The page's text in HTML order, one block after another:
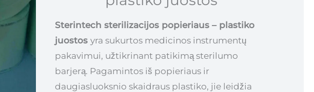
Sterintech sterilizacijos popieriaus – plastiko
juostos yra sukurtos medicinos instrumentų
pakavimui, užtikrinant patikimą sterilumo
barjerą. Pagamintos iš popieriaus ir
daugiasluoksnio skaidraus plastiko, jie leidžia